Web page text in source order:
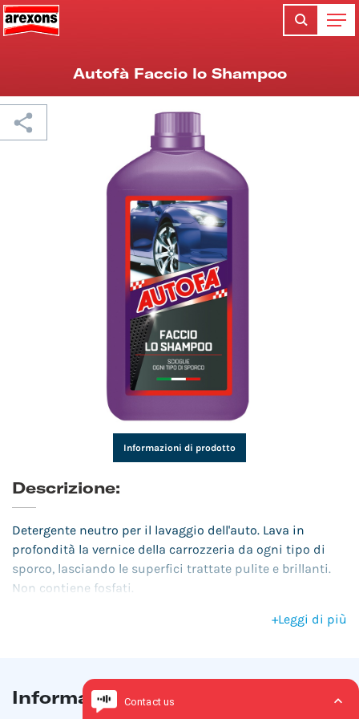
Autofà Faccio lo Shampoo
Informazioni di prodotto
Descrizione:
Detergente neutro per il lavaggio dell'auto. Lava in
profondità la vernice della carrozzeria da ogni tipo di
sporco, lasciando le superfici trattate pulite e brillanti.
Non contiene fosfati.
+Leggi di più
Informazioni di prodotto